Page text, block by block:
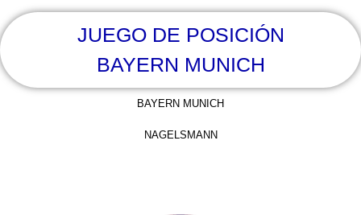
JUEGO DE POSICIÓN
BAYERN MUNICH
BAYERN MUNICH
NAGELSMANN